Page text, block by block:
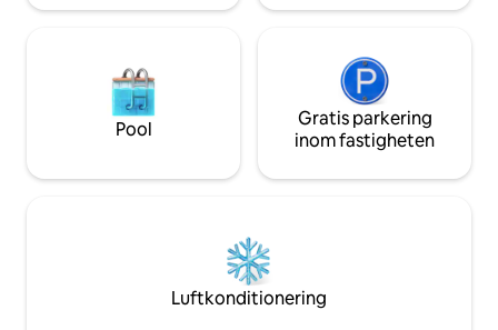
Beach retreat ligger lite tillbaka från
sättet att ta sig runt utan fordon.
Crescent Beach hus ligger på A1A,
tillbaka lite från vägen. A1A är en måttligt
trafikerad tvåfilig motorväg. Du kommer
också är där du parkerar, via en kort
Detta boende inkluderar två airbnbs.
Varje boende har en dedikerad
parkeringsplats på baksidan av
fastigheten via en kort gräsväg.
Pool
Gratis parkering
inom fastigheten
Luftkonditionering